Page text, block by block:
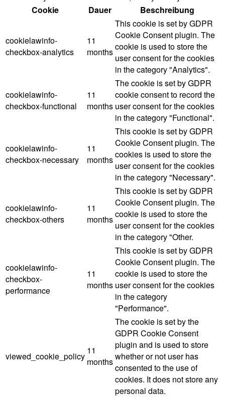
Cookie
Dauer Beschreibung
cookielawinfo-
checkbox-analytics
11
months
This cookie is set by GDPR
Cookie Consent plugin. The
cookie is used to store the
user consent for the cookies
in the category "Analytics".
cookielawinfo-
checkbox-functional
11
months
The cookie is set by GDPR
cookie consent to record the
user consent for the cookies
in the category "Functional".
cookielawinfo-
checkbox-necessary
11
months
This cookie is set by GDPR
Cookie Consent plugin. The
cookies is used to store the
user consent for the cookies
in the category "Necessary".
cookielawinfo-
checkbox-others
11
months
This cookie is set by GDPR
Cookie Consent plugin. The
cookie is used to store the
user consent for the cookies
in the category "Other.
cookielawinfo-
checkbox-
performance
11
months
This cookie is set by GDPR
Cookie Consent plugin. The
cookie is used to store the
user consent for the cookies
in the category
"Performance".
viewed_cookie_policy
11
months
The cookie is set by the
GDPR Cookie Consent
plugin and is used to store
whether or not user has
consented to the use of
cookies. It does not store any
personal data.